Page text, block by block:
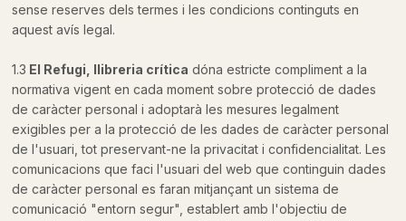
sense reserves dels termes i les condicions continguts en
aquest avís legal.
1.3 El Refugi, llibreria crítica dóna estricte compliment a la
normativa vigent en cada moment sobre protecció de dades
de caràcter personal i adoptarà les mesures legalment
exigibles per a la protecció de les dades de caràcter personal
de l'usuari, tot preservant-ne la privacitat i confidencialitat. Les
comunicacions que faci l'usuari del web que continguin dades
de caràcter personal es faran mitjançant un sistema de
comunicació "entorn segur", establert amb l'objectiu de